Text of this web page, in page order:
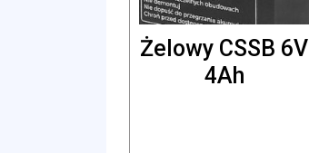
Żelowy CSSB 6V
4Ah